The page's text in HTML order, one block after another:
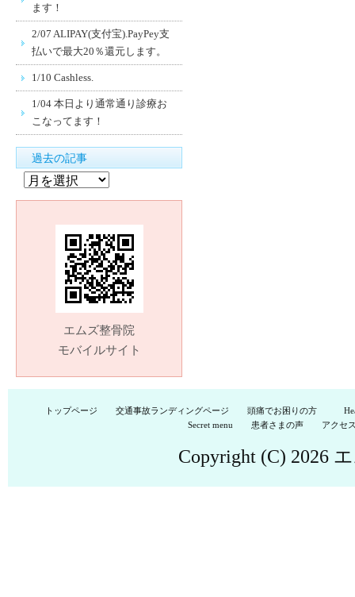
ます！
2/07 ALIPAY(支付宝).PayPey支
払いで最大20％還元します。
1/10 Cashless.
1/04 本日より通常通り診療お
こなってます！
過去の記事
去
エムズ整骨院
モバイルサイト
トップページ 交通事故ランディングページ 頭痛でお困りの方
Secret menu
患者さまの声 アクセ
Copyright (C) 2026